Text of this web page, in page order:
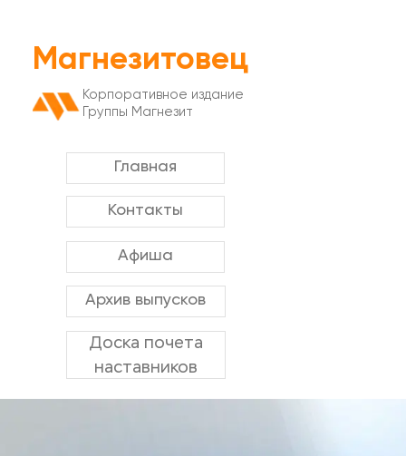
Доска почета
наставников
Корпоративное издание
Группы Магнезит
Магнезитовец
Архив выпусков
Контакты
Главная
Афиша